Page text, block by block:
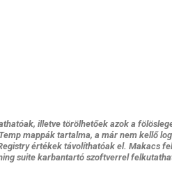
illetve törölhetőek azok a
mappák tartalma, a már nem kellő
értékek távolíthatóak el. Makacs
suite karbantartó szoftverrel